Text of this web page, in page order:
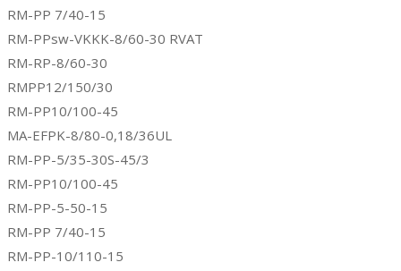
RM-PP 7/40-15
RM-PPsw-VKKK-8/60-30 RVAT
RM-RP-8/60-30
RMPP12/150/30
RM-PP10/100-45
MA-EFPK-8/80-0,18/36UL
RM-PP-5/35-30S-45/3
RM-PP10/100-45
RM-PP-5-50-15
RM-PP 7/40-15
RM-PP-10/110-15